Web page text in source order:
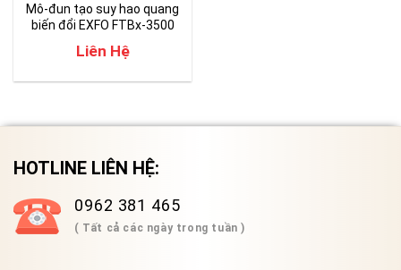
Mô-đun tạo suy hao quang
biến đổi EXFO FTBx-3500
Liên Hệ
HOTLINE LIÊN HỆ:
0962 381 465
( Tất cả các ngày trong tuần )